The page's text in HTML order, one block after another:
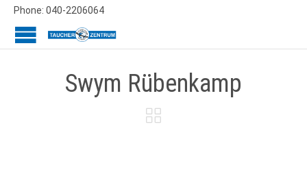
Phone: 040-2206064
Swym Rübenkamp
